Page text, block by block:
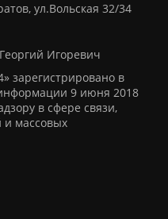
ул.Вольская 32/34
Игоревич
зарегистрировано в
9 июня 2018
в сфере связи,
и массовых